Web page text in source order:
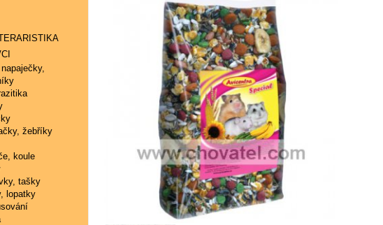
žebříky
koule
tašky
lopatky